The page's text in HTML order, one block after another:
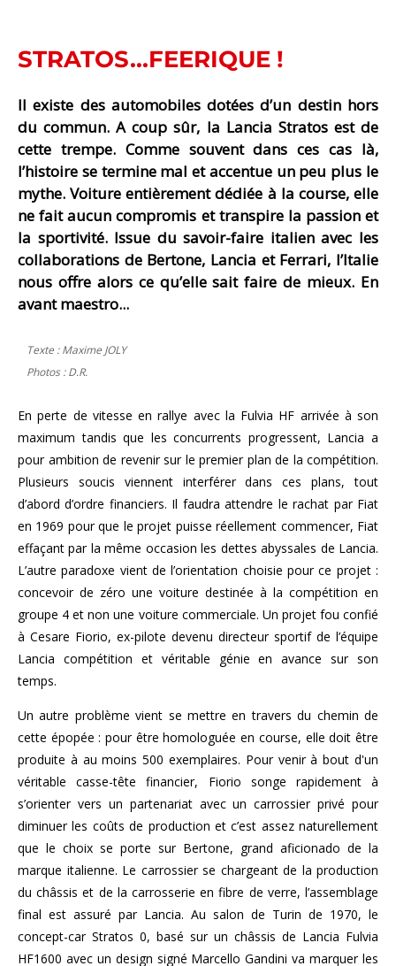
STRATOS...FEERIQUE !
Il existe des automobiles dotées d’un destin hors
du commun. A coup sûr, la Lancia Stratos est de
cette trempe. Comme souvent dans ces cas là,
l’histoire se termine mal et accentue un peu plus le
mythe. Voiture entièrement dédiée à la course, elle
ne fait aucun compromis et transpire la passion et
la sportivité. Issue du savoir-faire italien avec les
collaborations de Bertone, Lancia et Ferrari, l’Italie
nous offre alors ce qu’elle sait faire de mieux. En
avant maestro...
Texte : Maxime JOLY
Photos : D.R.
En perte de vitesse en rallye avec la Fulvia HF arrivée à son
maximum tandis que les concurrents progressent, Lancia a
pour ambition de revenir sur le premier plan de la compétition.
Plusieurs soucis viennent interférer dans ces plans, tout
d’abord d’ordre financiers. Il faudra attendre le rachat par Fiat
en 1969 pour que le projet puisse réellement commencer, Fiat
effaçant par la même occasion les dettes abyssales de Lancia.
L’autre paradoxe vient de l’orientation choisie pour ce projet :
concevoir de zéro une voiture destinée à la compétition en
groupe 4 et non une voiture commerciale. Un projet fou confié
à Cesare Fiorio, ex-pilote devenu directeur sportif de l’équipe
Lancia compétition et véritable génie en avance sur son
temps.
Un autre problème vient se mettre en travers du chemin de
cette épopée : pour être homologuée en course, elle doit être
produite à au moins 500 exemplaires. Pour venir à bout d'un
véritable casse-tête financier, Fiorio songe rapidement à
s’orienter vers un partenariat avec un carrossier privé pour
diminuer les coûts de production et c’est assez naturellement
que le choix se porte sur Bertone, grand aficionado de la
marque italienne. Le carrossier se chargeant de la production
du châssis et de la carrosserie en fibre de verre, l’assemblage
final est assuré par Lancia. Au salon de Turin de 1970, le
concept-car Stratos 0, basé sur un châssis de Lancia Fulvia
HF1600 avec un design signé Marcello Gandini va marquer les